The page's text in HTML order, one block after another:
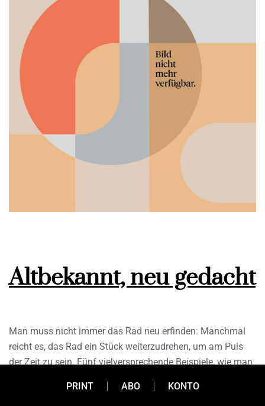
Altbekannt, neu gedacht
Man muss nicht immer das Rad neu erfinden: Manchmal
reicht es, das Rad ein Stück weiterzudrehen, um am Puls
der Zeit zu sein. Fünf vielversprechende Beispiele, wie man
weiterentwickelt.
PRINT ABO KONTO